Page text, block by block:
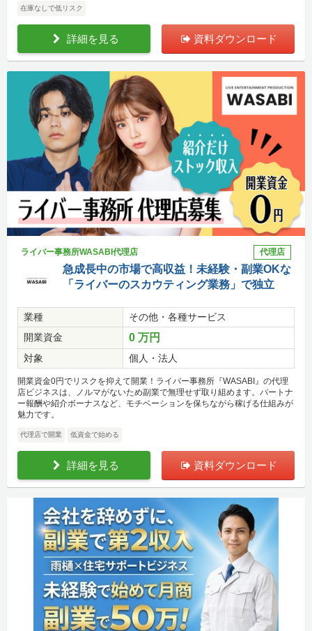
在庫なしで低リスク
詳細を見る 資料ダウンロード
ライバー事務所WASABI代理店 代理店
急成長中の市場で高収益！未経験・副業OKな
「ライバーのスカウティング業務」で独立
業種
その他・各種サービス
開業資金
0 万円
対象 個人・法人
開業資金0円でリスクを抑えて開業！ライバー事務所『WASABI』の代理
店ビジネスは、ノルマがないため副業で無理せず取り組めます。パートナ
ー報酬や紹介ボーナスなど、モチベーションを保ちながら稼げる仕組みが
魅力です。
代理店で開業 低資金で始める
詳細を見る 資料ダウンロード